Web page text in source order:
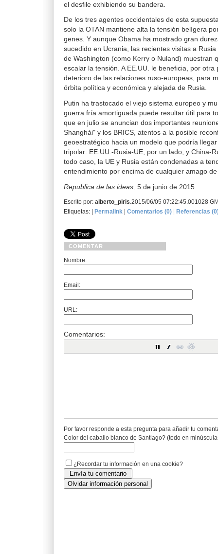
el desfile exhibiendo su bandera.
De los tres agentes occidentales de esta
solo la OTAN mantiene alta la tensión belígera
genes. Y aunque Obama ha mostrado gran
sucedido en Ucrania, las recientes visitas a
de Washington (como Kerry o Nuland) muestran
escalar la tensión. A EE.UU. le beneficia, por otra
deterioro de las relaciones ruso-europeas, para
órbita política y económica y alejada de Rusia.
Putin ha trastocado el viejo sistema europeo y
guerra fría amortiguada puede resultar útil para
que en julio se anuncian dos importantes
Shanghái" y los BRICS, atentos a la posible
geoestratégico hacia un modelo que podría
tripolar: EE.UU.-Rusia-UE, por un lado, y China-
todo caso, la UE y Rusia están condenadas a
entendimiento por encima de cualquier amago
Republica de las ideas, 5 de junio de 2015
Escrito por: alberto_piris .2015/06/05 07:22:45.001028
Etiquetas: | Permalink | Comentarios (0) | Referencias
COMENTAR
Nombre:
Email:
URL:
Comentarios:
Por favor responde a esta pregunta para añadir tu
Color del caballo blanco de Santiago? (todo en
¿Recordar tu información en una cookie?